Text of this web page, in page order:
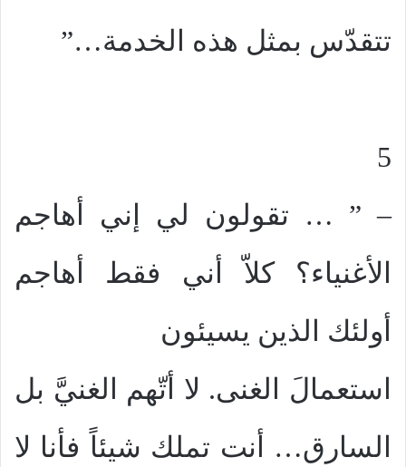
تتقدّس بمثل هذه الخدمة…”
5
– ” … تقولون لي إني أهاجم
الأغنياء؟ كلاّ أني فقط أهاجم
أولئك الذين يسيئون
استعمالَ الغنى. لا أتّهم الغنيَّ بل
السارق… أنت تملك شيئاً فأنا لا